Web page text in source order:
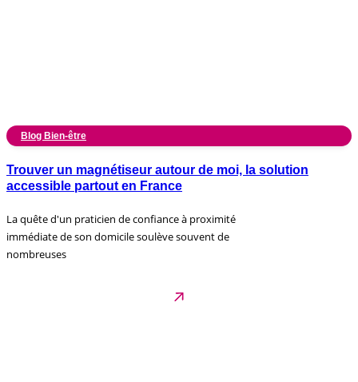
Blog Bien-être
Trouver un magnétiseur autour de moi, la solution
accessible partout en France
La quête d'un praticien de confiance à proximité
immédiate de son domicile soulève souvent de
nombreuses